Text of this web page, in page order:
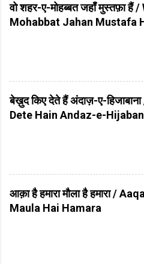
वो शहर-ए-मोहब्बत जहाँ मुस्तफ़ा हैं
Mohabbat Jahan Mustafa
बेख़ुद किए देते हैं अंदाज़-ए-
Dete Hain Andaz-e-
आक़ा है हमारा मौला है हमारा /
Maula Hai Hamara